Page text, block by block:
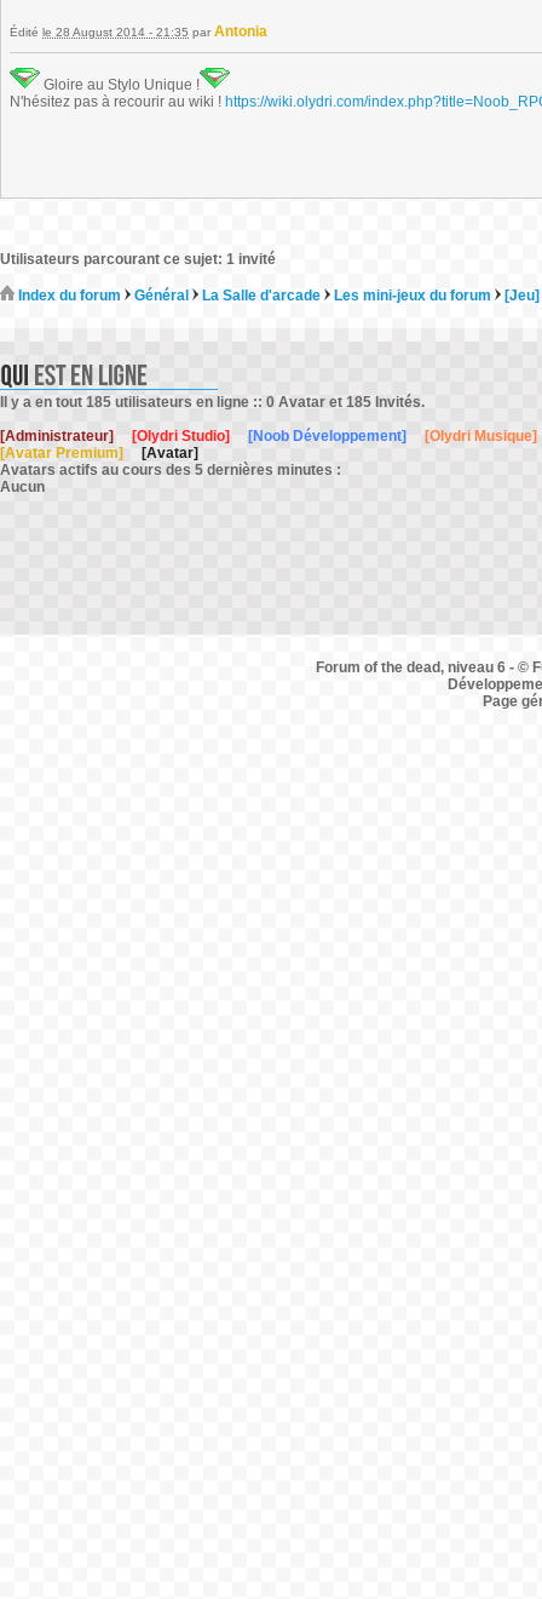
Édité le 28 August 2014 - 21:35 par Antonia
Gloire au Stylo Unique !
N'hésitez pas à recourir au wiki ! https://wiki.olydri.com/
Utilisateurs parcourant ce sujet: 1 invité
Index du forum Général La Salle d'arcade Les mini-jeux du forum
Il y a en tout 185 utilisateurs en ligne :: 0 Avatar et 185 Invités.
[Administrateur]
[Olydri Studio] [Noob Développement]
[Olydri Musique]
[Avatar Premium]
[Avatar]
Avatars actifs au cours des 5 dernières minutes :
Aucun
Forum of the dead, niveau 6 - ©
Page